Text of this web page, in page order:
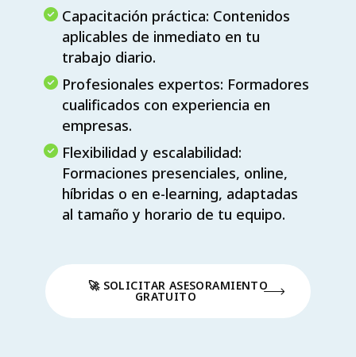
Capacitación práctica: Contenidos
aplicables de inmediato en tu
trabajo diario.
Profesionales expertos: Formadores
cualificados con experiencia en
empresas.
Flexibilidad y escalabilidad:
Formaciones presenciales, online,
híbridas o en e-learning, adaptadas
al tamaño y horario de tu equipo.
🚀 SOLICITAR ASESORAMIENTO
GRATUITO